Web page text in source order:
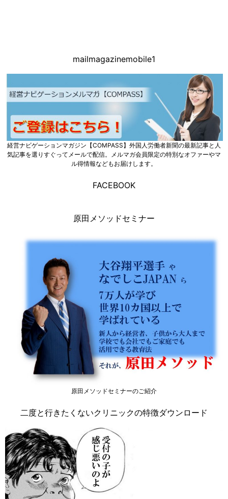
mailmagazinemobile1
経営ナビゲーションマガジン【COMPASS】外国人労働者新聞の最新記事と人
気記事を選りすぐってメールで配信。メルマガ会員限定の特別なオファーやマ
ル得情報などもお届けします。
FACEBOOK
原田メソッドセミナー
原田メソッドセミナーのご紹介
二度と行きたくないクリニックの特徴ダウンロード